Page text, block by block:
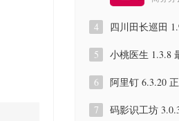
4 四川田长巡田
5 小桃医生 1.3.8
6 阿里钉 6.3.20
7 码影识工坊